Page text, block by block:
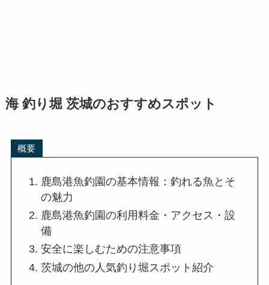
海 釣り堀 茨城のおすすめスポット
概要
鹿島港魚釣園の基本情報：釣れる魚とそ
の魅力
鹿島港魚釣園の利用料金・アクセス・設
備
安全に楽しむための注意事項
茨城の他の人気釣り堀スポット紹介